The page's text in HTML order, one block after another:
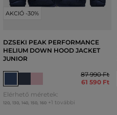
AKCIÓ -30%
DZSEKI PEAK PERFORMANCE
HELIUM DOWN HOOD JACKET
JUNIOR
87 990 Ft
61 590 Ft
Elérhető méretek:
120, 130, 140, 150, 160 +1 további